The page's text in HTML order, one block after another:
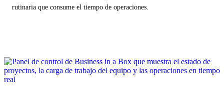
rutinaria que consume el tiempo de operaciones.